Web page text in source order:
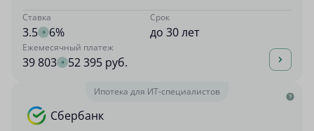
Ставка
3.5 6%
Срок
до 30 лет
Ежемесячный платеж
39 803 52 395 руб.
Ипотека для ИТ-специалистов
Сбербанк